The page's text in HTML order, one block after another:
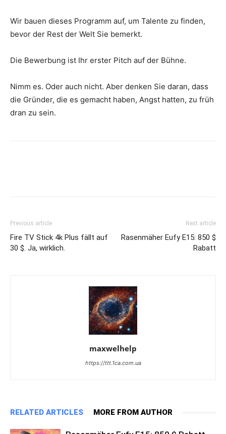
Wir bauen dieses Programm auf, um Talente zu finden,
bevor der Rest der Welt Sie bemerkt.
Die Bewerbung ist Ihr erster Pitch auf der Bühne.
Nimm es. Oder auch nicht. Aber denken Sie daran, dass
die Gründer, die es gemacht haben, Angst hatten, zu früh
dran zu sein.
Previous article
Fire TV Stick 4k Plus fällt auf
30 $. Ja, wirklich.
Next article
Rasenmäher Eufy E15: 850 $
Rabatt
maxwelhelp
https://ttt.1ca.com.ua
RELATED ARTICLES MORE FROM AUTHOR